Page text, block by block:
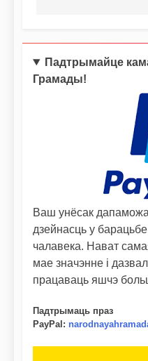
Падтрымайце
Грамады!
Ваш унёсак
дзейнасць у
чалавека. Нават
мае значэнне і
працаваць яшчэ
Падтрымаць праз
PayPal :